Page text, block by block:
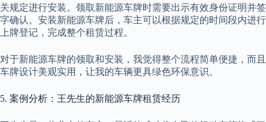
关规定进行安装。领取新能源车牌时需要出示有效身份证明并签
字确认。安装新能源车牌后，车主可以根据规定的时间段内进行
上牌登记，完成整个租赁过程。
对于新能源车牌的领取和安装，我觉得整个流程简单便捷，而且
车牌设计美观实用，让我的车辆更具绿色环保意识。
5. 案例分析：王先生的新能源车牌租赁经历